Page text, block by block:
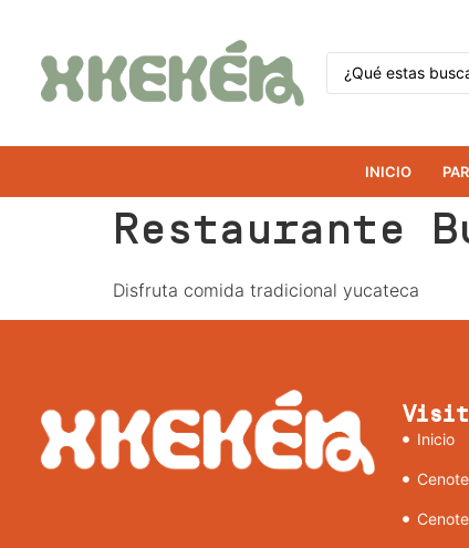
INICIO
Restaurante
Disfruta comida tradicional yucateca
Inicio